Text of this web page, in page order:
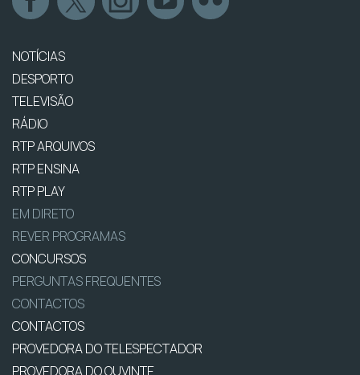
NOTÍCIAS
DESPORTO
TELEVISÃO
RÁDIO
RTP ARQUIVOS
RTP ENSINA
RTP PLAY
EM DIRETO
REVER PROGRAMAS
CONCURSOS
PERGUNTAS FREQUENTES
CONTACTOS
CONTACTOS
PROVEDORA DO TELESPECTADOR
PROVEDORA DO OUVINTE